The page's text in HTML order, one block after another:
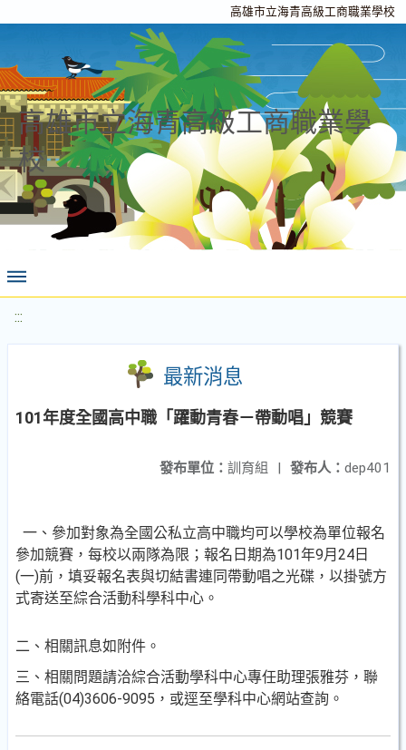
高雄市立海青高級工商職業學校
高雄市立海青高級工商職業學
校
:::
最新消息
101年度全國高中職「躍動青春－帶動唱」競賽
發布人： dep401
發布單位： 訓育組 |
一、參加對象為全國公私立高中職均可以學校為單位報名
參加競賽，每校以兩隊為限；報名日期為101年9月24日
(一)前，填妥報名表與切結書連同帶動唱之光碟，以掛號方
式寄送至綜合活動科學科中心。
二、相關訊息如附件。
三、相關問題請洽綜合活動學科中心專任助理張雅芬，聯
絡電話(04)3606-9095，或逕至學科中心網站查詢。